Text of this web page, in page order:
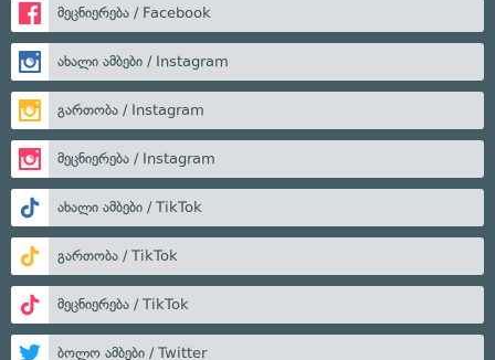
მეცნიერება / Facebook
ახალი ამბები / Instagram
გართობა / Instagram
მეცნიერება / Instagram
ახალი ამბები / TikTok
გართობა / TikTok
მეცნიერება / TikTok
ბოლო ამბები / Twitter